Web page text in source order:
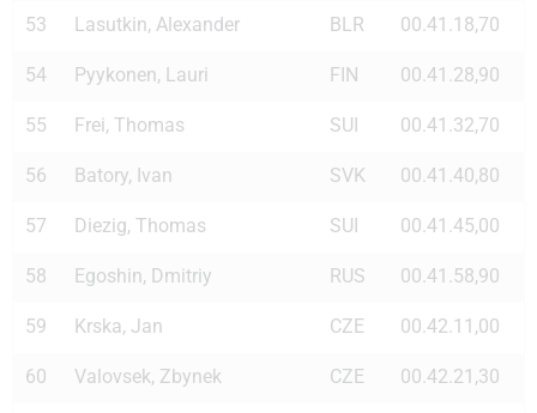
53 Lasutkin, Alexander BLR 00.41.18,70
54 Pyykonen, Lauri FIN 00.41.28,90
55 Frei, Thomas SUI 00.41.32,70
56 Batory, Ivan SVK 00.41.40,80
57 Diezig, Thomas SUI 00.41.45,00
58 Egoshin, Dmitriy RUS 00.41.58,90
59 Krska, Jan CZE 00.42.11,00
60 Valovsek, Zbynek CZE 00.42.21,30